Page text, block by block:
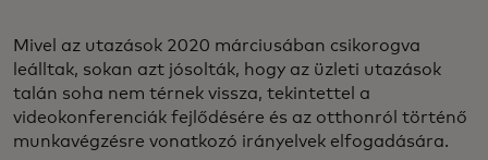
Mivel az utazások 2020 márciusában csikorogva
leálltak, sokan azt jósolták, hogy az üzleti utazások
talán soha nem térnek vissza, tekintettel a
videokonferenciák fejlődésére és az otthonról történő
munkavégzésre vonatkozó irányelvek elfogadására.